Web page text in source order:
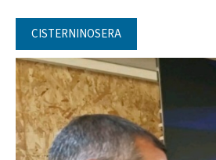
CISTERNINOSERA